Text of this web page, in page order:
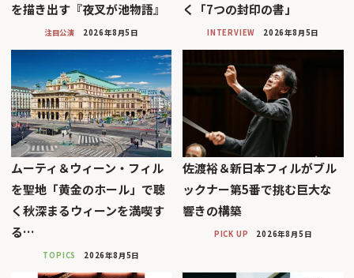
を描き出す『夜叉が池物語』
注目公演 2026年8月5日
く「7つの封印の書」
INTERVIEW 2026年8月5日
ムーティ＆ウィーン・フィル
を聖地「黄金のホール」で聴
く秋深まるウィーンを満喫す
る…
TOPICS 2026年8月5日
佐渡裕＆新日本フィルがブル
ックナー第5番で挑む巨大な
響きの構築
PICK UP 2026年8月5日